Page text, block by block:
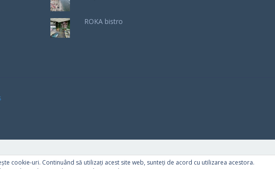
ROKA bistro
cookie-uri. Continuând să utilizați acest site web, sunteți de acord cu utilizarea acestora.